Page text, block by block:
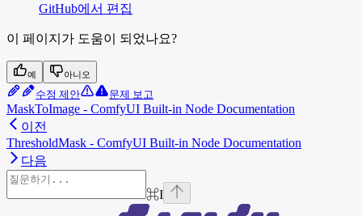
GitHub에서 편집
이 페이지가 도움이 되었나요?
예 아니오
수정 제안 문제 보고
MaskToImage - ComfyUI Built-in Node Documentation
이전
ThresholdMask - ComfyUI Built-in Node Documentation
다음
⌘I